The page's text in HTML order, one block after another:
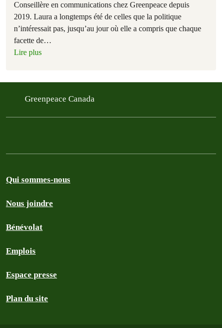
Conseillère en communications chez Greenpeace depuis
2019. Laura a longtemps été de celles que la politique
n’intéressait pas, jusqu’au jour où elle a compris que chaque
facette de…
Lire plus
Greenpeace Canada
Qui sommes-nous
Nous joindre
Bénévolat
Emplois
Espace presse
Plan du site